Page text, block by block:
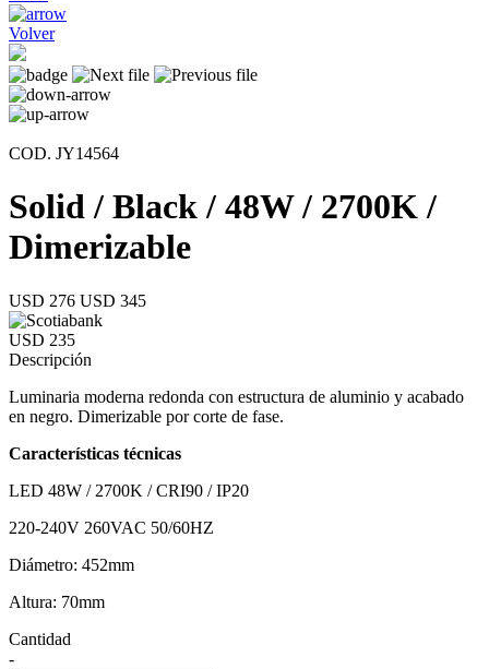
Volver
COD. JY14564
Solid / Black / 48W / 2700K /
Dimerizable
USD 276 USD 345
USD 235
Descripción
Luminaria moderna redonda con estructura de aluminio y acabado
en negro. Dimerizable por corte de fase.
Características técnicas
LED 48W / 2700K / CRI90 / IP20
220-240V 260VAC 50/60HZ
Diámetro: 452mm
Altura: 70mm
Cantidad
-